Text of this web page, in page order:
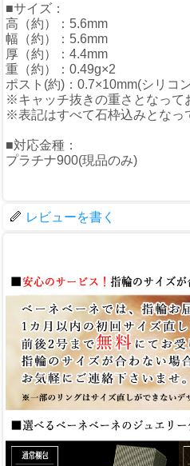
■サイズ：
高（約）：5.6mm
幅（約）：5.6mm
厚（約）：4.4mm
重（約）：0.49g×2
ポスト(約)：0.7×10mm(シリコ
※キャッチ抜きの重さとなって
※表記はすべて石枠込みとなっ
■対応金種：
プラチナ900(現品のみ)
レビューを書く